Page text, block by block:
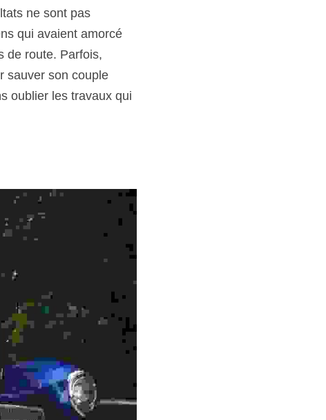
ne sont pas
qui avaient amorcé
de route. Parfois,
sauver son couple
oublier les travaux qui